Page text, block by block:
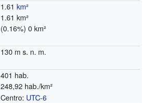
1.61km²
1.61 km²
(0.16%) 0 km²
130 m s. n. m.
401 hab.
248,92 hab./km²
Centro: UTC-6